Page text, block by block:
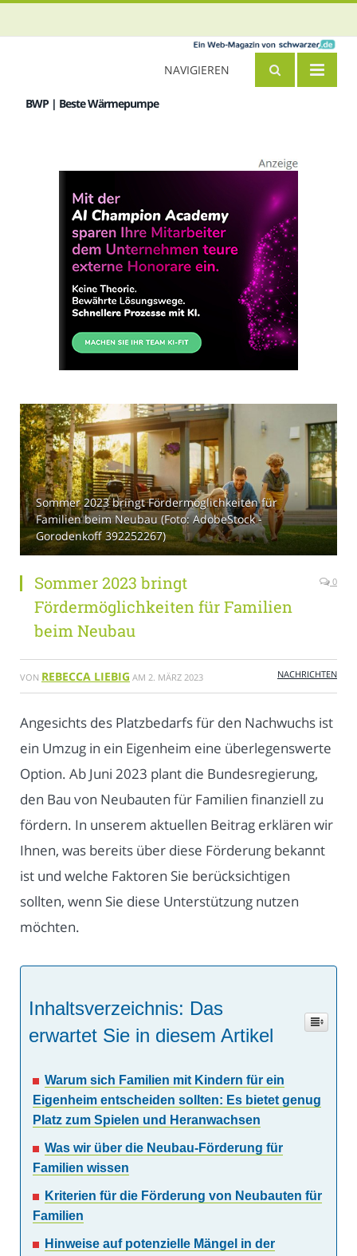
BWP | Beste Wärmepumpe
NAVIGIEREN
Sommer 2023 bringt Fördermöglichkeiten für
Familien beim Neubau (Foto: AdobeStock -
Gorodenkoff 392252267)
Sommer 2023 bringt
Fördermöglichkeiten für Familien
beim Neubau
0
VON REBECCA LIEBIG AM 2. MÄRZ 2023 NACHRICHTEN
Angesichts des Platzbedarfs für den Nachwuchs ist
ein Umzug in ein Eigenheim eine überlegenswerte
Option. Ab Juni 2023 plant die Bundesregierung,
den Bau von Neubauten für Familien finanziell zu
fördern. In unserem aktuellen Beitrag erklären wir
Ihnen, was bereits über diese Förderung bekannt
ist und welche Faktoren Sie berücksichtigen
sollten, wenn Sie diese Unterstützung nutzen
möchten.
Inhaltsverzeichnis: Das
erwartet Sie in diesem Artikel
Warum sich Familien mit Kindern für ein
Eigenheim entscheiden sollten: Es bietet genug
Platz zum Spielen und Heranwachsen
Was wir über die Neubau-Förderung für
Familien wissen
Kriterien für die Förderung von Neubauten für
Familien
Hinweise auf potenzielle Mängel in der